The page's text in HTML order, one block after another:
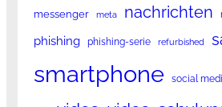
messenger meta nachrichten
phishing phishing-serie refurbished
smartphone social